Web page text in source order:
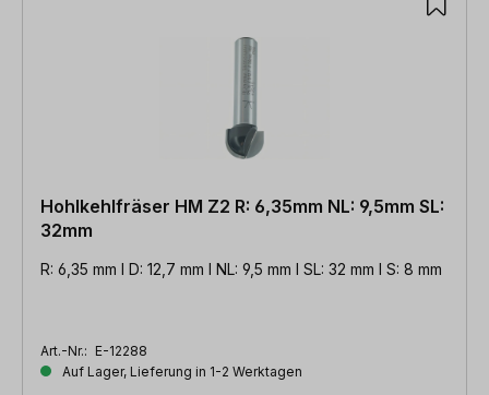
Hohlkehlfräser HM Z2 R: 6,35mm NL: 9,5mm SL:
32mm
R: 6,35 mm l D: 12,7 mm l NL: 9,5 mm l SL: 32 mm l S: 8 mm
Art.-Nr.: E-12288
Auf Lager, Lieferung in 1-2 Werktagen